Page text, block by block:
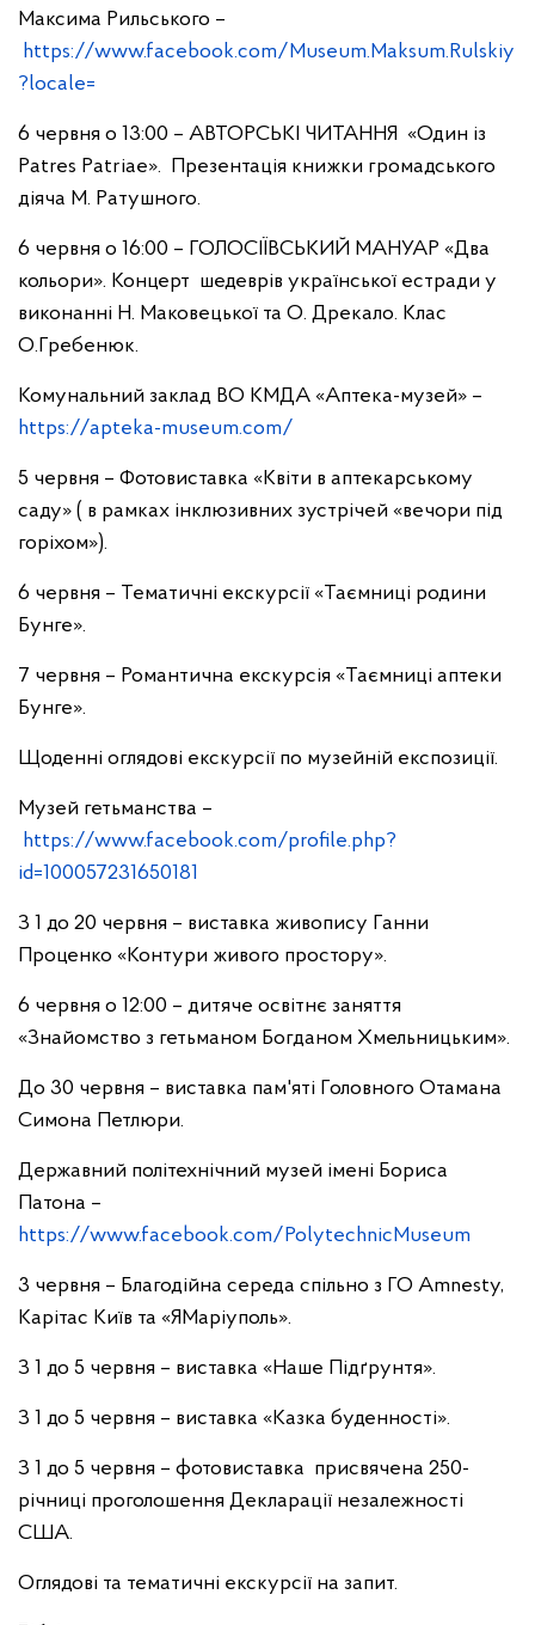
Максима Рильського –
https://www.facebook.com/Museum.Maksum.Rulskiy
?locale=
6 червня о 13:00 – АВТОРСЬКІ ЧИТАННЯ «Один із
Patres Patriae». Презентація книжки громадського
діяча М. Ратушного.
6 червня о 16:00 – ГОЛОСІЇВСЬКИЙ МАНУАР «Два
кольори». Концерт шедеврів української естради у
виконанні Н. Маковецької та О. Дрекало. Клас
О.Гребенюк.
Комунальний заклад ВО КМДА «Аптека-музей» –
https://apteka-museum.com/
5 червня – Фотовиставка «Квіти в аптекарському
саду» ( в рамках інклюзивних зустрічей «вечори під
горіхом»).
6 червня – Тематичні екскурсії «Таємниці родини
Бунге».
7 червня – Романтична екскурсія «Таємниці аптеки
Бунге».
Щоденні оглядові екскурсії по музейній експозиції.
Музей гетьманства –
https://www.facebook.com/profile.php?
id=100057231650181
З 1 до 20 червня – виставка живопису Ганни
Проценко «Контури живого простору».
6 червня о 12:00 – дитяче освітнє заняття
«Знайомство з гетьманом Богданом Хмельницьким».
До 30 червня – виставка пам'яті Головного Отамана
Симона Петлюри.
Державний політехнічний музей імені Бориса
Патона –
https://www.facebook.com/PolytechnicMuseum
3 червня – Благодійна середа спільно з ГО Amnesty,
Карітас Київ та «ЯМаріуполь».
З 1 до 5 червня – виставка «Наше Підґрунтя».
З 1 до 5 червня – виставка «Казка буденності».
З 1 до 5 червня – фотовиставка присвячена 250-
річниці проголошення Декларації незалежності
США.
Оглядові та тематичні екскурсії на запит.